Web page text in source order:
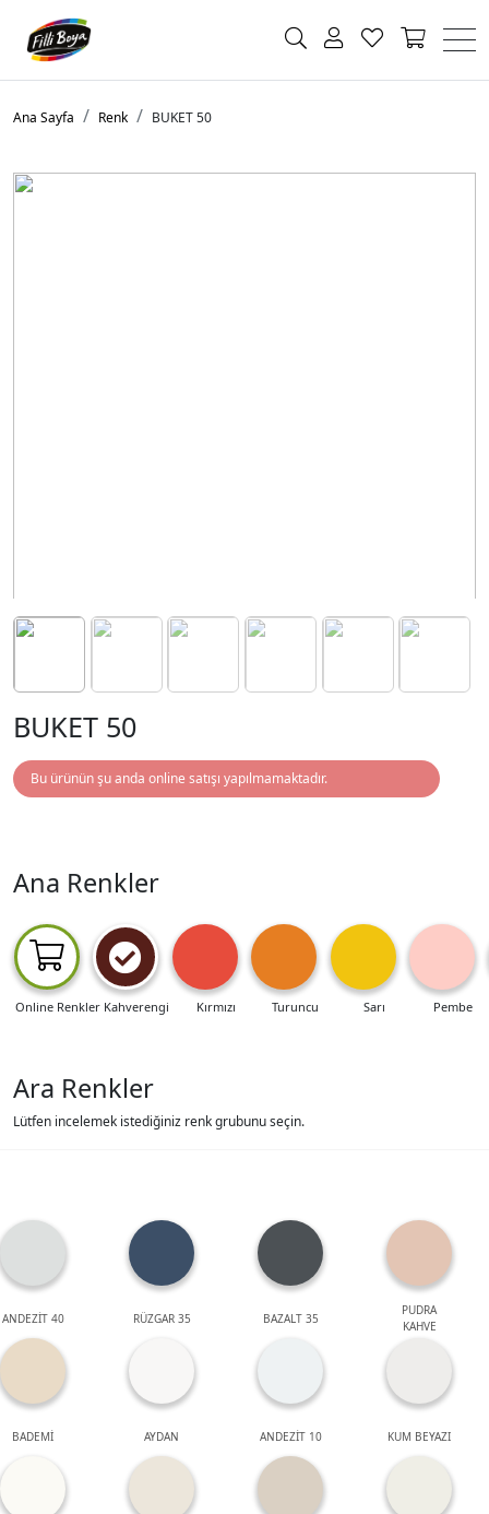
Ana Sayfa Renk BUKET 50
BUKET 50
Bu ürünün şu anda online satışı yapılmamaktadır.
Ana Renkler
Online Renkler Kahverengi Kırmızı Turuncu Sarı Pembe
Ara Renkler
Lütfen incelemek istediğiniz renk grubunu seçin.
ANDEZİT 40 RÜZGAR 35 BAZALT 35
PUDRA
KAHVE
BADEMİ AYDAN ANDEZİT 10 KUM BEYAZI